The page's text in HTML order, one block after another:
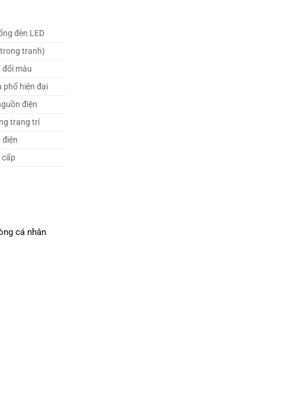
đèn LED
tranh)
đổi màu
phố hiện đại
điện
trang trí
điện
cấp
cá nhân